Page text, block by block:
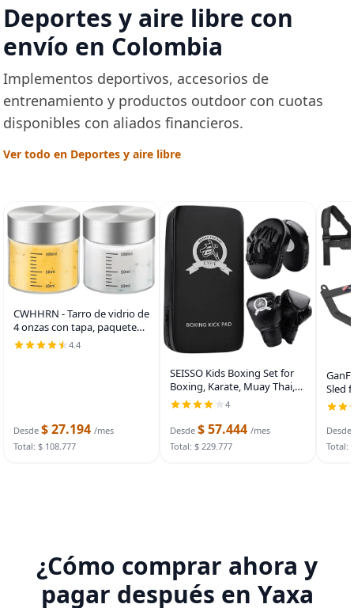
Deportes y aire libre con
envío en Colombia
Implementos deportivos, accesorios de
entrenamiento y productos outdoor con cuotas
disponibles con aliados financieros.
Ver todo en Deportes y aire libre
CWHHRN - Tarro de vidrio de
4 onzas con tapa, paquete
de 2 | Tarros de vidrio de
4.4
Desde $ 27.194 /mes
Total: $ 108.777
SEISSO Kids Boxing Set for
Boxing, Karate, Muay Thai,
MMA Training4
Desde $ 57.444 /mes
Total: $ 229.777
Sled
for
Desde
Total:
¿Cómo comprar ahora y
pagar después en Yaxa